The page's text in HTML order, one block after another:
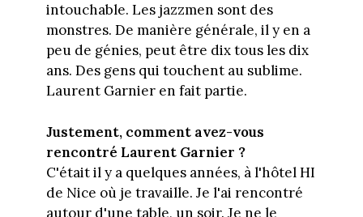
intouchable. Les jazzmen sont des
monstres. De manière générale, il y en a
peu de génies, peut être dix tous les dix
ans. Des gens qui touchent au sublime.
Laurent Garnier en fait partie.
Justement, comment avez-vous
rencontré Laurent Garnier ?
C'était il y a quelques années, à l'hôtel HI
de Nice où je travaille. Je l'ai rencontré
autour d'une table, un soir. Je ne le